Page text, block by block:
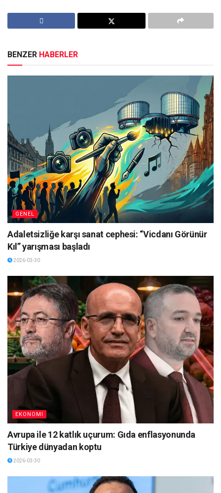
BENZER HABERLER
GENEL
Adaletsizliğe karşı sanat cephesi: “Vicdanı Görünür
Kıl” yarışması başladı
2026-03-30
EKONOMI
Avrupa ile 12 katlık uçurum: Gıda enflasyonunda
Türkiye dünyadan koptu
2026-03-30